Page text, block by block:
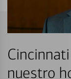
nuestro